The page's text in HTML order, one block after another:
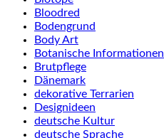
Bloodred
Bodengrund
Body Art
Botanische Informationen
Brutpflege
Dänemark
dekorative Terrarien
Designideen
deutsche Kultur
deutsche Sprache